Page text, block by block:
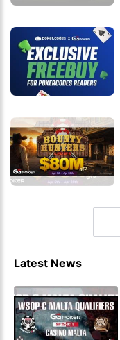
Latest News